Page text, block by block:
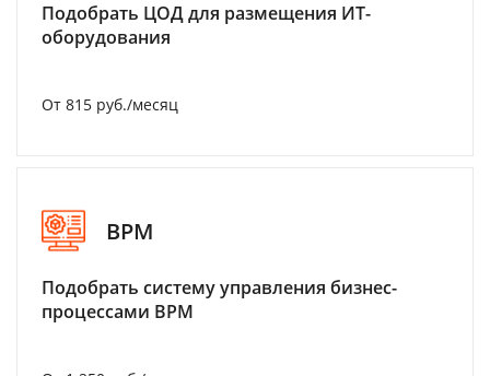
Подобрать ЦОД для размещения ИТ-
оборудования
От 815 руб./месяц
BPM
Подобрать систему управления бизнес-
процессами BPM